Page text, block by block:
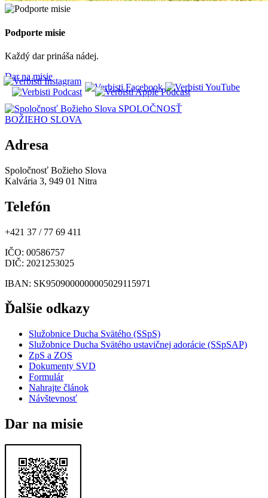
Podporte misie
Každý dar prináša nádej.
Dar na misie
SPOLOČNOSŤ
BOŽIEHO SLOVA
Adresa
Spoločnosť Božieho Slova
Kalvária 3, 949 01 Nitra
Telefón
+421 37 / 77 69 411
IČO: 00586757
DIČ: 2021253025
IBAN: SK9509000000005029115971
Ďalšie odkazy
Služobnice Ducha Svätého (SSpS)
Služobnice Ducha Svätého ustavičnej adorácie (SSpSAP)
ZpS a ZOS
Dokumenty SVD
Formulár
Nahrajte článok
Návštevnosť
Dar na misie